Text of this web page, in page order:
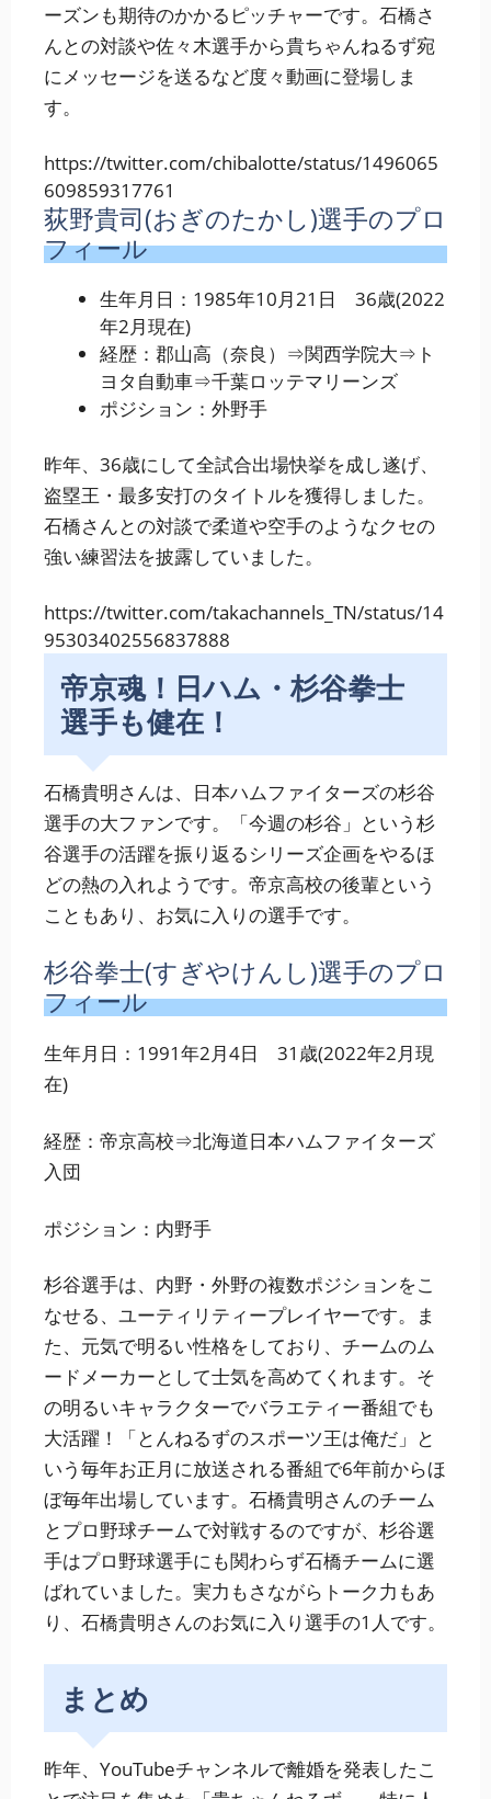
ーズンも期待のかかるピッチャーです。石橋さ
んとの対談や佐々木選手から貴ちゃんねるず宛
にメッセージを送るなど度々動画に登場しま
す。
https://twitter.com/chibalotte/status/1496065
609859317761
荻野貴司(おぎのたかし)選手のプロ
フィール
生年月日：1985年10月21日 36歳(2022
年2月現在)
経歴：郡山高（奈良）⇒関西学院大⇒ト
ヨタ自動車⇒千葉ロッテマリーンズ
ポジション：外野手
昨年、36歳にして全試合出場快挙を成し遂げ、
盗塁王・最多安打のタイトルを獲得しました。
石橋さんとの対談で柔道や空手のようなクセの
強い練習法を披露していました。
https://twitter.com/takachannels_TN/status/14
95303402556837888
帝京魂！日ハム・杉谷拳士
選手も健在！
石橋貴明さんは、日本ハムファイターズの杉谷
選手の大ファンです。「今週の杉谷」という杉
谷選手の活躍を振り返るシリーズ企画をやるほ
どの熱の入れようです。帝京高校の後輩という
こともあり、お気に入りの選手です。
杉谷拳士(すぎやけんし)選手のプロ
フィール
生年月日：1991年2月4日 31歳(2022年2月現
在)
経歴：帝京高校⇒北海道日本ハムファイターズ
入団
ポジション：内野手
杉谷選手は、内野・外野の複数ポジションをこ
なせる、ユーティリティープレイヤーです。ま
た、元気で明るい性格をしており、チームのム
ードメーカーとして士気を高めてくれます。そ
の明るいキャラクターでバラエティー番組でも
大活躍！「とんねるずのスポーツ王は俺だ」と
いう毎年お正月に放送される番組で6年前からほ
ぼ毎年出場しています。石橋貴明さんのチーム
とプロ野球チームで対戦するのですが、杉谷選
手はプロ野球選手にも関わらず石橋チームに選
ばれていました。実力もさながらトーク力もあ
り、石橋貴明さんのお気に入り選手の1人です。
まとめ
昨年、YouTubeチャンネルで離婚を発表したこ